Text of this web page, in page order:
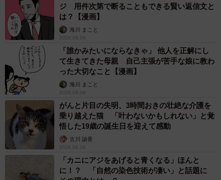
子どもの学校外の学習時間が11年で2割減少 「家庭学習0分
層」が約半数に達する深刻な実態と広がる学習格差
まいどなニュース情報部
2026.08.06
「事故物件」という言葉のイメージにとらわれ
ていませんか？ 不動産業者が語る「物件の可
能性」を閉ざさないために必要なこと
平藤 清刀
2026.08.06
東京・千代田区の中央線高架に心ない落書き
歴史ある昌平橋架道橋の被害に怒りの声 「何
も分かってないし、センスも古い」「罰則強化
して」
中将 タカノリ
2026.08.06